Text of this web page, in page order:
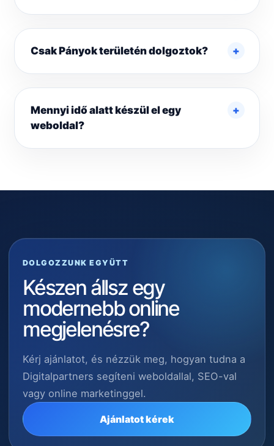
Csak Pányok területén dolgoztok?
Mennyi idő alatt készül el egy
weboldal?
DOLGOZZUNK EGYÜTT
Készen állsz egy
modernebb online
megjelenésre?
Kérj ajánlatot, és nézzük meg, hogyan tudna a
Digitalpartners segíteni weboldallal, SEO-val
vagy online marketinggel.
Ajánlatot kérek